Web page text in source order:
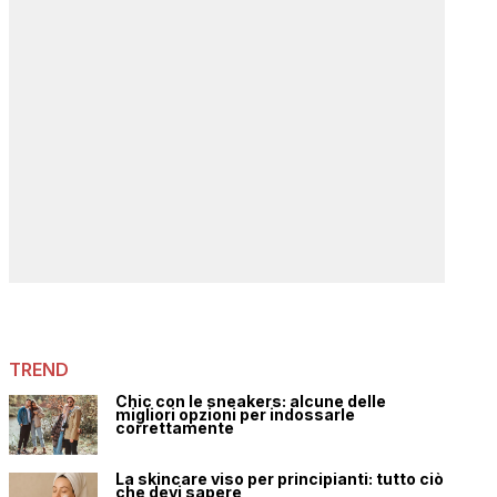
TREND
Chic con le sneakers: alcune delle
migliori opzioni per indossarle
correttamente
La skincare viso per principianti: tutto ciò
che devi sapere